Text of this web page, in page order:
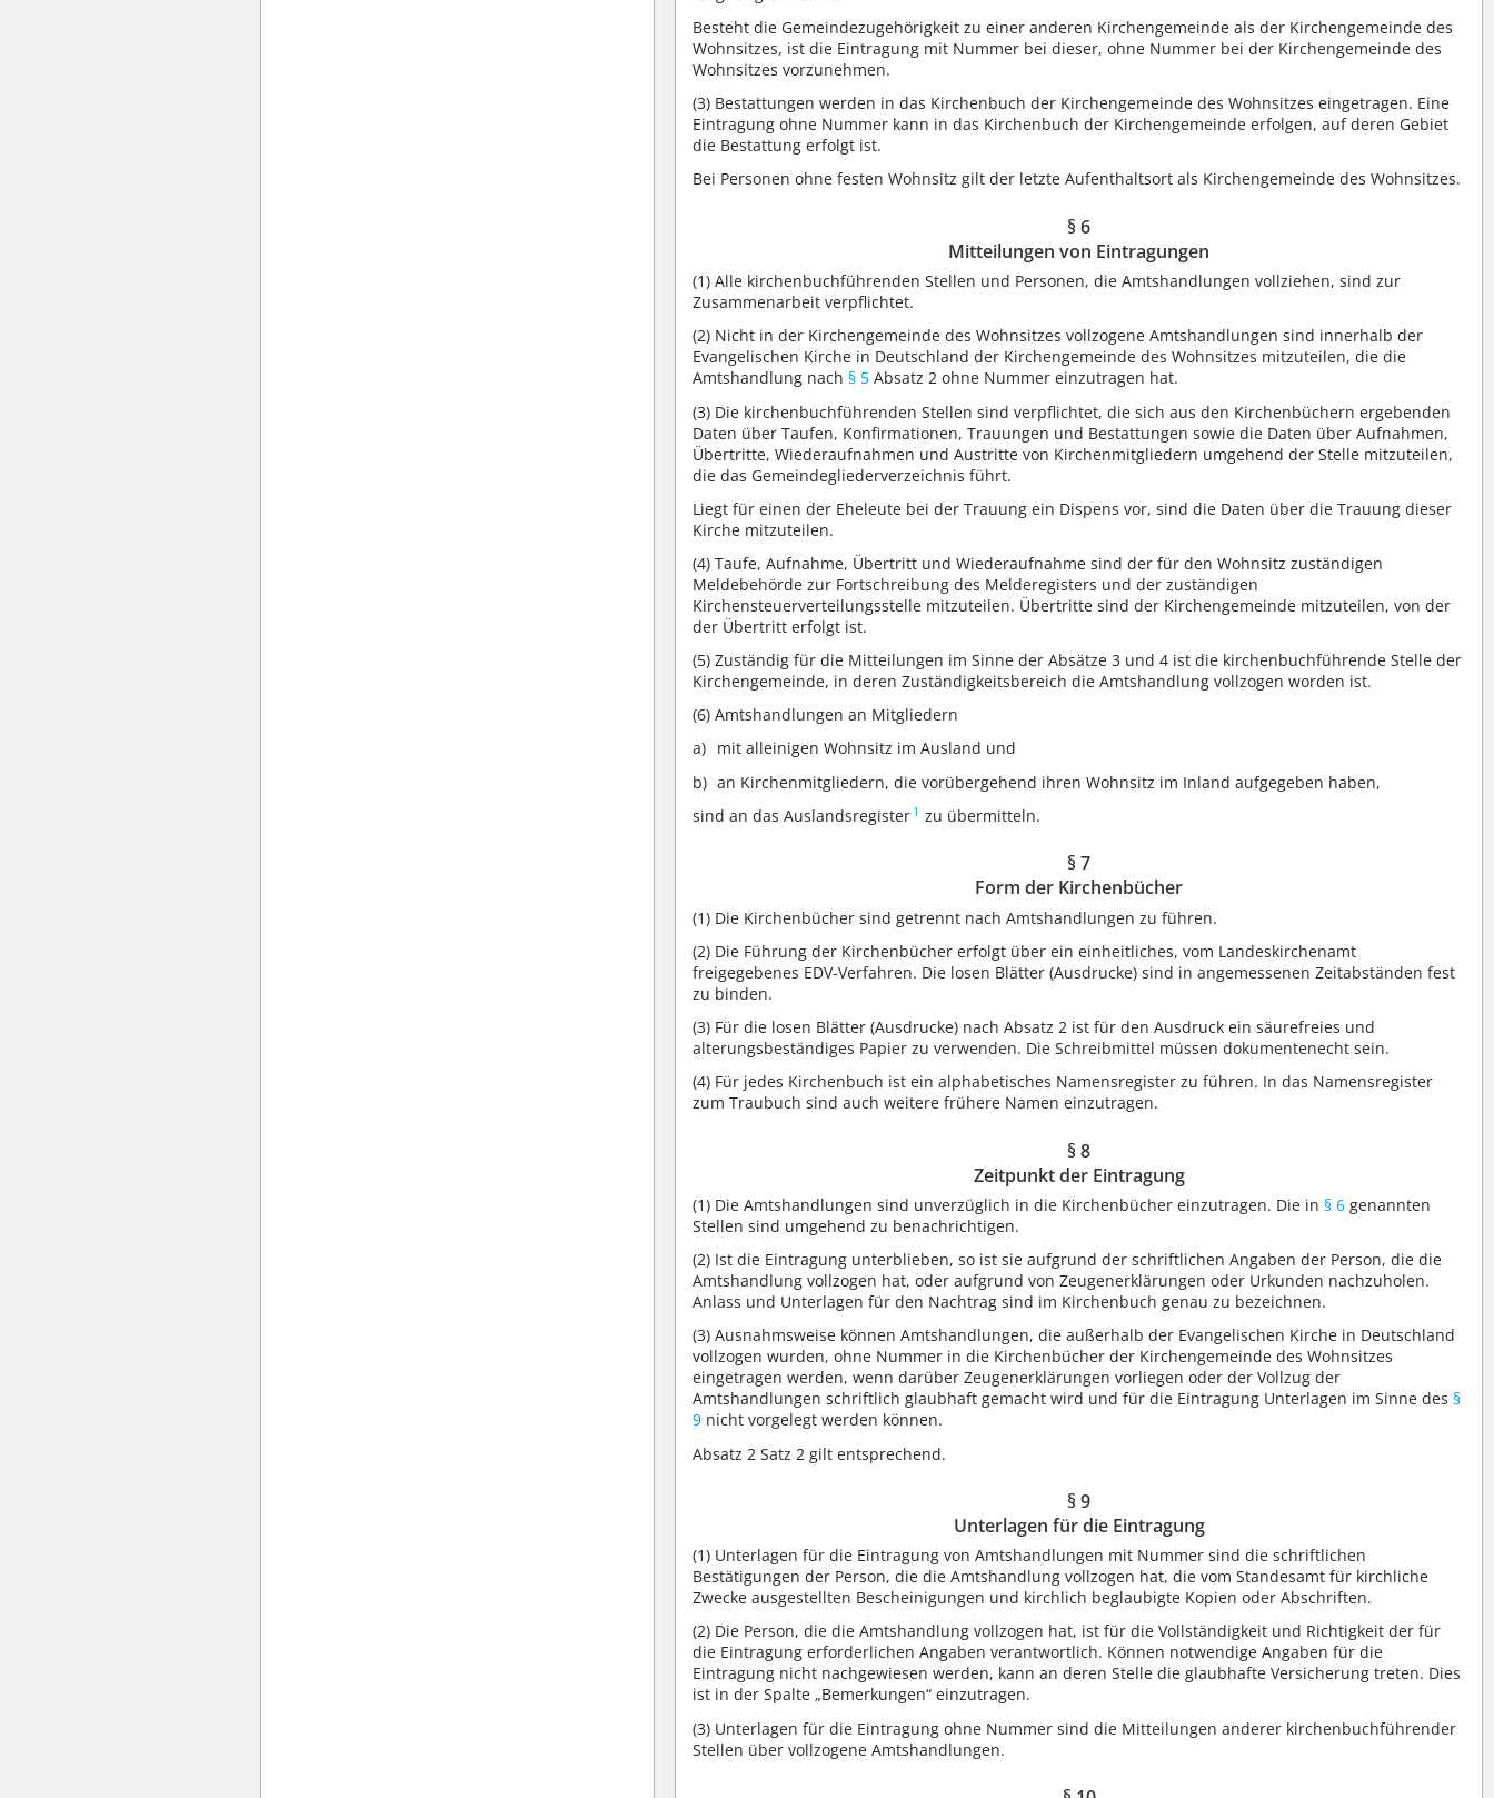
Besteht die Gemeindezugehörigkeit zu einer anderen Kirchengemeinde als der Kirchengemeinde des
Wohnsitzes, ist die Eintragung mit Nummer bei dieser, ohne Nummer bei der Kirchengemeinde des
Wohnsitzes vorzunehmen.
(3) Bestattungen werden in das Kirchenbuch der Kirchengemeinde des Wohnsitzes eingetragen. Eine
Eintragung ohne Nummer kann in das Kirchenbuch der Kirchengemeinde erfolgen, auf deren Gebiet
die Bestattung erfolgt ist.
Bei Personen ohne festen Wohnsitz gilt der letzte Aufenthaltsort als Kirchengemeinde des Wohnsitzes.
§ 6
Mitteilungen von Eintragungen
(1) Alle kirchenbuchführenden Stellen und Personen, die Amtshandlungen vollziehen, sind zur
Zusammenarbeit verpflichtet.
(2) Nicht in der Kirchengemeinde des Wohnsitzes vollzogene Amtshandlungen sind innerhalb der
Evangelischen Kirche in Deutschland der Kirchengemeinde des Wohnsitzes mitzuteilen, die die
Amtshandlung nach§ 5 Absatz 2 ohne Nummer einzutragen hat.
(3) Die kirchenbuchführenden Stellen sind verpflichtet, die sich aus den Kirchenbüchern ergebenden
Daten über Taufen, Konfirmationen, Trauungen und Bestattungen sowie die Daten über Aufnahmen,
Übertritte, Wiederaufnahmen und Austritte von Kirchenmitgliedern umgehend der Stelle mitzuteilen,
die das Gemeindegliederverzeichnis führt.
Liegt für einen der Eheleute bei der Trauung ein Dispens vor, sind die Daten über die Trauung dieser
Kirche mitzuteilen.
(4) Taufe, Aufnahme, Übertritt und Wiederaufnahme sind der für den Wohnsitz zuständigen
Meldebehörde zur Fortschreibung des Melderegisters und der zuständigen
Kirchensteuerverteilungsstelle mitzuteilen. Übertritte sind der Kirchengemeinde mitzuteilen, von der
der Übertritt erfolgt ist.
(5) Zuständig für die Mitteilungen im Sinne der Absätze 3 und 4 ist die kirchenbuchführende Stelle der
Kirchengemeinde, in deren Zuständigkeitsbereich die Amtshandlung vollzogen worden ist.
(6) Amtshandlungen an Mitgliedern
mit alleinigen Wohnsitz im Ausland und
an Kirchenmitgliedern, die vorübergehend ihren Wohnsitz im Inland aufgegeben haben,
sind an das Auslandsregister 1 zu übermitteln.
§ 7
Form der Kirchenbücher
(1) Die Kirchenbücher sind getrennt nach Amtshandlungen zu führen.
(2) Die Führung der Kirchenbücher erfolgt über ein einheitliches, vom Landeskirchenamt
freigegebenes EDV-Verfahren. Die losen Blätter (Ausdrucke) sind in angemessenen Zeitabständen fest
zu binden.
(3) Für die losen Blätter (Ausdrucke) nach Absatz 2 ist für den Ausdruck ein säurefreies und
alterungsbeständiges Papier zu verwenden. Die Schreibmittel müssen dokumentenecht sein.
(4) Für jedes Kirchenbuch ist ein alphabetisches Namensregister zu führen. In das Namensregister
zum Traubuch sind auch weitere frühere Namen einzutragen.
§ 8
Zeitpunkt der Eintragung
(1) Die Amtshandlungen sind unverzüglich in die Kirchenbücher einzutragen. Die in§ 6 genannten
Stellen sind umgehend zu benachrichtigen.
(2) Ist die Eintragung unterblieben, so ist sie aufgrund der schriftlichen Angaben der Person, die die
Amtshandlung vollzogen hat, oder aufgrund von Zeugenerklärungen oder Urkunden nachzuholen.
Anlass und Unterlagen für den Nachtrag sind im Kirchenbuch genau zu bezeichnen.
(3) Ausnahmsweise können Amtshandlungen, die außerhalb der Evangelischen Kirche in Deutschland
vollzogen wurden, ohne Nummer in die Kirchenbücher der Kirchengemeinde des Wohnsitzes
eingetragen werden, wenn darüber Zeugenerklärungen vorliegen oder der Vollzug der
Amtshandlungen schriftlich glaubhaft gemacht wird und für die Eintragung Unterlagen im Sinne des§
9 nicht vorgelegt werden können.
Absatz 2 Satz 2 gilt entsprechend.
§ 9
Unterlagen für die Eintragung
(1) Unterlagen für die Eintragung von Amtshandlungen mit Nummer sind die schriftlichen
Bestätigungen der Person, die die Amtshandlung vollzogen hat, die vom Standesamt für kirchliche
Zwecke ausgestellten Bescheinigungen und kirchlich beglaubigte Kopien oder Abschriften.
(2) Die Person, die die Amtshandlung vollzogen hat, ist für die Vollständigkeit und Richtigkeit der für
die Eintragung erforderlichen Angaben verantwortlich. Können notwendige Angaben für die
Eintragung nicht nachgewiesen werden, kann an deren Stelle die glaubhafte Versicherung treten. Dies
ist in der Spalte „Bemerkungen“ einzutragen.
(3) Unterlagen für die Eintragung ohne Nummer sind die Mitteilungen anderer kirchenbuchführender
Stellen über vollzogene Amtshandlungen.